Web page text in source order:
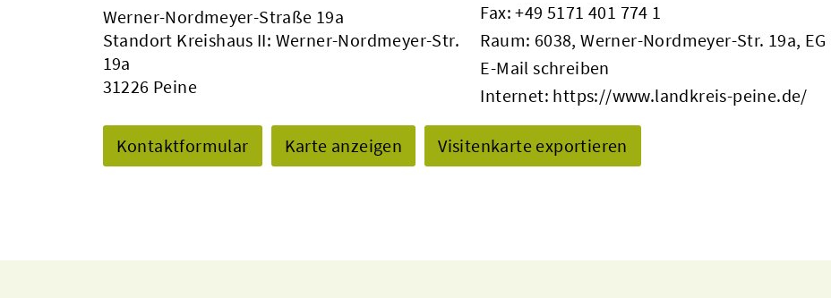
Werner-Nordmeyer-Straße 19a
Standort Kreishaus II: Werner-Nordmeyer-Str.
19a
31226 Peine
Fax: +49 5171 401 774 1
Raum: 6038, Werner-Nordmeyer-Str. 19a, EG
E-Mail schreiben
Internet: https://www.landkreis-peine.de/
Kontaktformular Karte anzeigen Visitenkarte exportieren